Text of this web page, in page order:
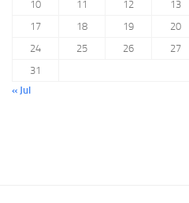
10
11 12 13
17
18 19 20
24
25 26 27
31
« Jul